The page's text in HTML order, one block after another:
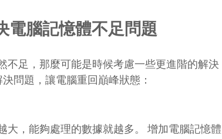
電腦記憶體不足問題
不足，那麼可能是時候考慮一些更進階的解決
問題，讓電腦重回巔峰狀態：
大，能夠處理的數據就越多。 增加電腦記憶體